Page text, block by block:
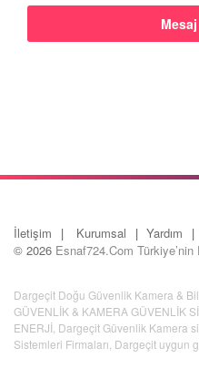
İletişim Kurumsal Yardım
© 2026 Esnaf724.Com
Dargeçit Doğu Güvenlik Kamera &
GÜVENLİK & KAMERA GÜVENLİK
ENERJİ Dargeçit Güvenlik Kamera
Sistemleri Firmaları Dargeçit uygun